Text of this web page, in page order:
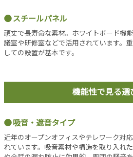
目
記
事
人
事
す
め
記
事
スチールパネル
頑丈で長寿命な素材。ホワイトボード機
議室や研修室などで活用されています。
しての設置が基本です。
機能性で見る選
吸音・遮音タイプ
近年のオープンオフィスやテレワーク対
れています。吸音素材や構造を取り入れ